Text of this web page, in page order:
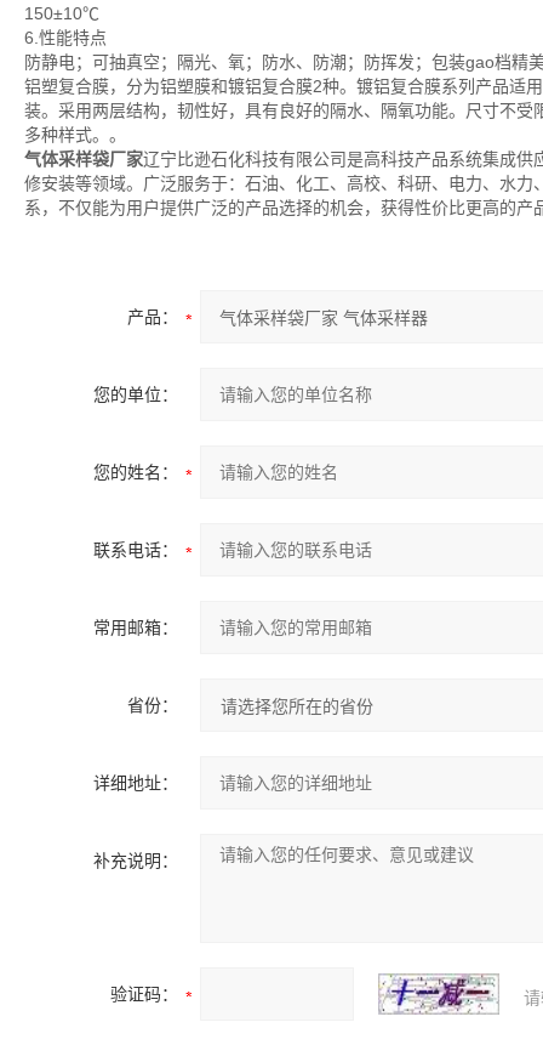
150±10℃
6.性能特点
防静电；可抽真空；隔光、氧；防水、防潮；防挥发；包装gao档精
铝塑复合膜，分为铝塑膜和镀铝复合膜2种。镀铝复合膜系列产品适
装。采用两层结构，韧性好，具有良好的隔水、隔氧功能。尺寸不
多种样式。。
气体采样袋厂家辽宁比逊石化科技有限公司是高科技产品系统集成
修安装等领域。广泛服务于：石油、化工、高校、科研、电力、水
系，不仅能为用户提供广泛的产品选择的机会，获得性价比更高的
产品：
您的单位：
您的姓名：
联系电话：
常用邮箱：
省份：
详细地址：
补充说明：
验证码：